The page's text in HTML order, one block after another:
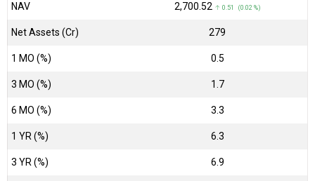
NAV ₹2,700.52 ↑ 0.51 (0.02 %)
Net Assets (Cr) ₹279
1 MO (%) 0.5
3 MO (%) 1.7
6 MO (%) 3.3
1 YR (%) 6.3
3 YR (%) 6.9